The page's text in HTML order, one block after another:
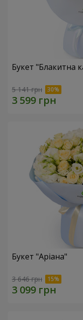
Букет "Блакитна
5 141 грн
Букет "Аріана"
3 646 грн